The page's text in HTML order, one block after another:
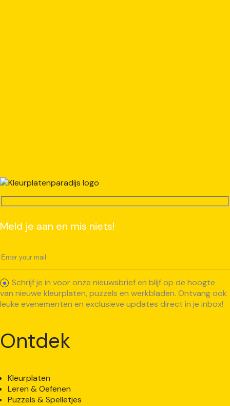
Meld je aan en mis niets!
Schrijf je in voor onze nieuwsbrief en blijf op de hoogte
van nieuwe kleurplaten, puzzels en werkbladen. Ontvang ook
leuke evenementen en exclusieve updates direct in je inbox!
Ontdek
Kleurplaten
Leren & Oefenen
Puzzels & Spelletjes